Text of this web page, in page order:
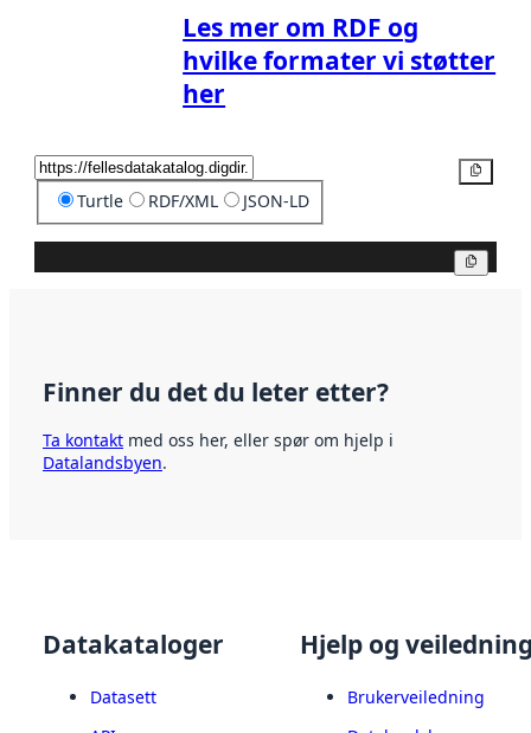
Les mer om RDF og
hvilke formater vi støtter
her
Turtle RDF/XML JSON-LD
Finner du det du leter etter?
Ta kontakt med oss her, eller spør om hjelp i
Datalandsbyen.
Datakataloger
Datasett
Hjelp og
Brukerveiledning